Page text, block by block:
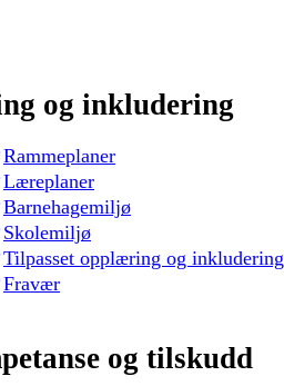
og inkludering
Rammeplaner
Læreplaner
Barnehagemiljø
Skolemiljø
Tilpasset opplæring og inkludering
Fravær
og tilskudd